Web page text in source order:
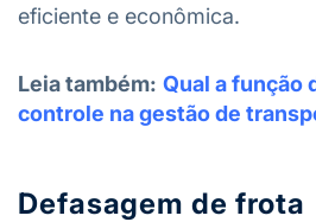
eficiente e econômica.
Leia também: Qual a função
controle na gestão de
Defasagem de frota